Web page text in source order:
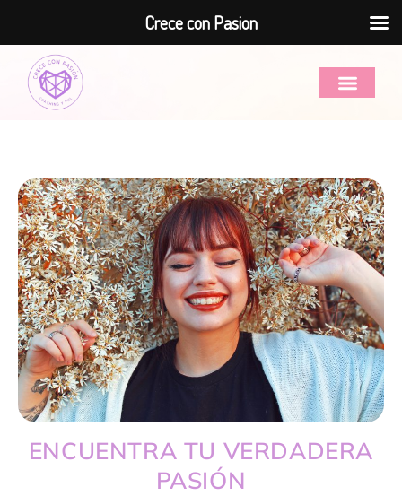
ENCUENTRA TU VERDADERA
PASIÓN
Crece con Pasion